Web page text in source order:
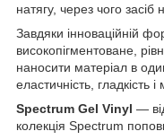
натягу, через чого засіб
Завдяки інноваційній
високопігментоване,
наносити матеріал в
еластичність, гладкість і
Spectrum Gel Vinyl —
колекція Spectrum